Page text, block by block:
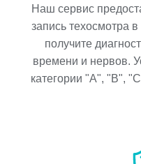
Наш сервис
запись техосмотра
получите
времени и нервов.
категории "A", "B",